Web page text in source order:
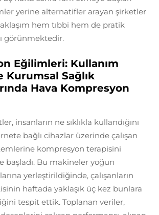
yerine alternatifler arayan şirketler
hem tıbbi hem de pratik
görünmektedir.
Eğilimleri: Kullanım
Kurumsal Sağlık
Hava Kompresyon
insanların ne sıklıkla kullandığını
bağlı cihazlar üzerinde çalışan
kompresyon terapisini
başladı. Bu makineler yoğun
yerleştirildiğinde, çalışanların
haftada yaklaşık üç kez bunlara
tespit ettik. Toplanan veriler,